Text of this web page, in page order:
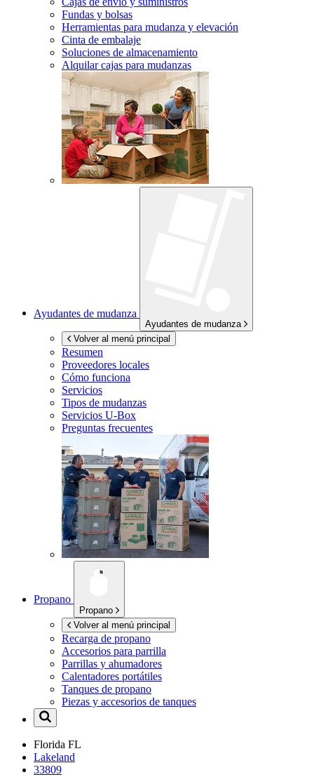
Fundas y bolsas
Herramientas para mudanza y elevación
Cinta de embalaje
Soluciones de almacenamiento
Alquilar cajas para mudanzas
Ayudantes de mudanza
Ayudantes de mudanza
Volver al menú principal
Resumen
Proveedores locales
Cómo funciona
Servicios
Tipos de mudanzas
Servicios U-Box
Preguntas frecuentes
Propano
Propano
Volver al menú principal
Recarga de propano
Accesorios para parrilla
Parrillas y ahumadores
Calentadores portátiles
Tanques de propano
Piezas y accesorios de tanques
Florida FL
Lakeland
33809